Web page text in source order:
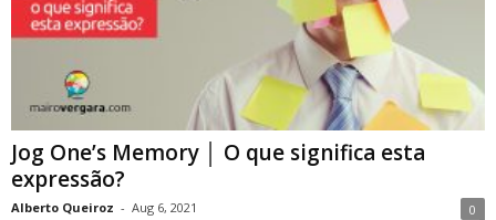
Jog One’s Memory │ O que significa esta
expressão?
Alberto Queiroz - Aug 6, 2021 0